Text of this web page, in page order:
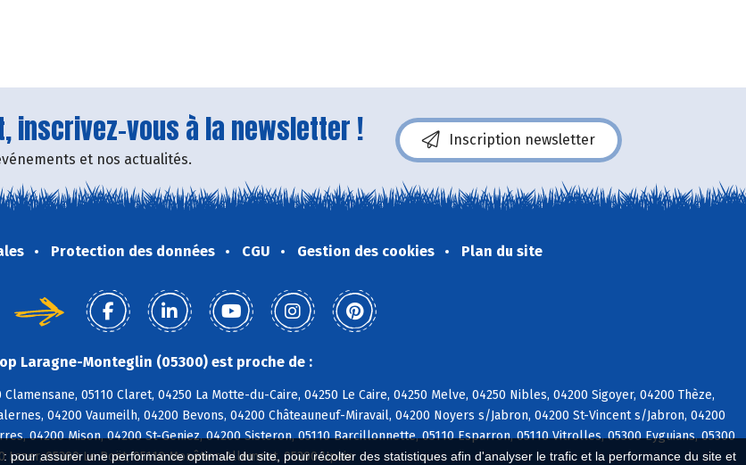
assurer une performance optimale du site, pour récolter des statistiques afin d'analyser le trafic et la performance du site et
inscrivez-vous à la newsletter !
et nos actualités.
Inscription newsletter
Protection des données CGU Gestion des cookies Plan du site
Laragne-Monteglin (05300) est proche de :
05110 Claret, 04250 La Motte-du-Caire, 04250 Le Caire, 04250 Melve, 04250 Nibles, 04200 Sigoyer, 04200 Thèze,
04200 Vaumeilh, 04200 Bevons, 04200 Châteauneuf-Miravail, 04200 Noyers s/Jabron, 04200 St-Vincent s/Jabron, 04200
04200 Mison, 04200 St-Geniez, 04200 Sisteron, 05110 Barcillonnette, 05110 Esparron, 05110 Vitrolles, 05300 Eyguians, 05300
Lazer, 05300 Le Poët, 05110 Monêtier-Allemont, 05300 Upaix